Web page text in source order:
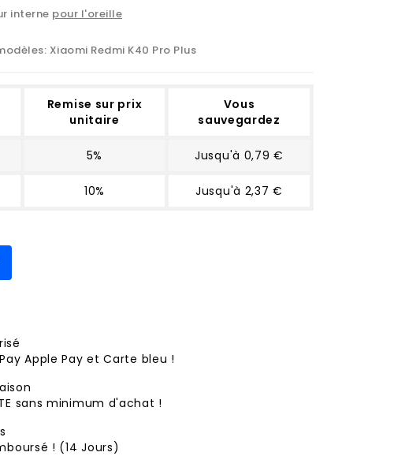
interne pour l'oreille
Xiaomi Redmi K40 Pro Plus
Remise sur prix
unitaire
Vous
sauvegardez
5% Jusqu'à 0,79 €
10% Jusqu'à 2,37 €
Apple Pay et Carte bleu !
sans minimum d'achat !
! (14 Jours)